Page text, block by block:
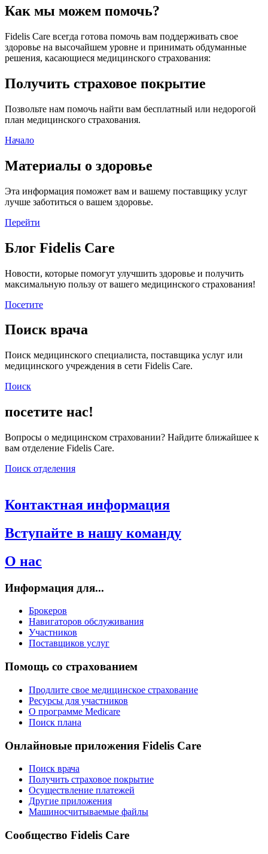
Как мы можем помочь?
Fidelis Care всегда готова помочь вам поддерживать свое
здоровье на высочайшем уровне и принимать обдуманные
решения, касающиеся медицинского страхования:
Получить страховое покрытие
Позвольте нам помочь найти вам бесплатный или недорогой
план медицинского страхования.
Начало
Материалы о здоровье
Эта информация поможет вам и вашему поставщику услуг
лучше заботиться о вашем здоровье.
Перейти
Блог Fidelis Care
Новости, которые помогут улучшить здоровье и получить
максимальную пользу от вашего медицинского страхования!
Посетите
Поиск врача
Поиск медицинского специалиста, поставщика услуг или
медицинского учреждения в сети Fidelis Care.
Поиск
посетите нас!
Вопросы о медицинском страховании? Найдите ближайшее к
вам отделение Fidelis Care.
Поиск отделения
Контактная информация
Вступайте в нашу команду
О нас
Информация для...
Брокеров
Навигаторов обслуживания
Участников
Поставщиков услуг
Помощь со страхованием
Продлите свое медицинское страхование
Ресурсы для участников
О программе Medicare
Поиск плана
Онлайновые приложения Fidelis Care
Поиск врача
Получить страховое покрытие
Осуществление платежей
Другие приложения
Машиносчитываемые файлы
Сообщество Fidelis Care